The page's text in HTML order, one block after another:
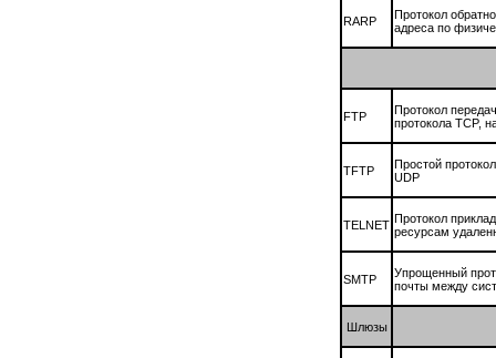
RARP
Протокол
адреса по
FTP
Протокол
протокола TCP,
TFTP
Простой
UDP
TELNET Протокол
ресурсам
SMTP
Упрощенный
почты между
Шлюзы